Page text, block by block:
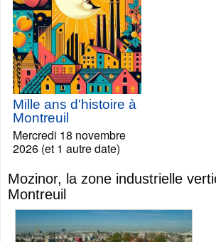
Mille ans d'histoire à
Montreuil
Mercredi 18 novembre
2026 (et 1 autre date)
Mozinor, la zone industrielle
Montreuil